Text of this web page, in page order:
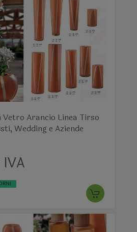
Vetro Arancio Linea Tirso
Wedding e Aziende